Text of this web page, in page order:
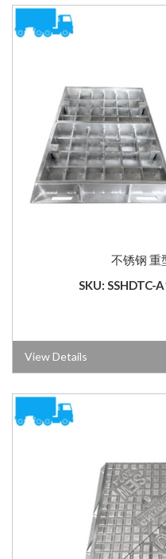
不锈钢 重
SKU: SSHDTC-
View Details